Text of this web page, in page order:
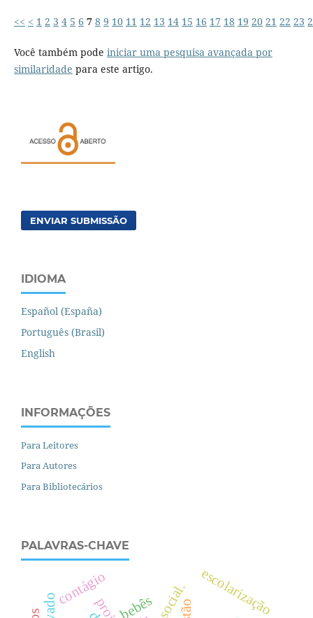
<< < 1 2 3 4 5 6 7 8 9 10 11 12 13 14 15 16 17 18 19 20 21 22 23
Você também pode iniciar uma pesquisa avançada por
similaridade para este artigo.
ENVIAR SUBMISSÃO
IDIOMA
Español (España)
Português (Brasil)
English
INFORMAÇÕES
Para Leitores
Para Autores
Para Bibliotecários
PALAVRAS-CHAVE
. escolarização
bebês
contágio